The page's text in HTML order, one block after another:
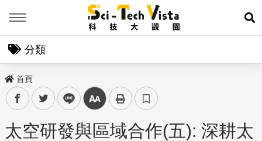
展
分類
首頁
facebooktwitter line 中
太空研發與區域合作(五): 深耕太